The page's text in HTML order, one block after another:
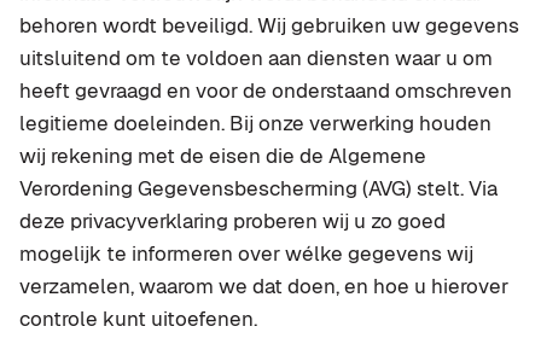
behoren wordt beveiligd. Wij gebruiken uw gegevens
uitsluitend om te voldoen aan diensten waar u om
heeft gevraagd en voor de onderstaand omschreven
legitieme doeleinden. Bij onze verwerking houden
wij rekening met de eisen die de Algemene
Verordening Gegevensbescherming (AVG) stelt. Via
deze privacyverklaring proberen wij u zo goed
mogelijk te informeren over wélke gegevens wij
verzamelen, waarom we dat doen, en hoe u hierover
controle kunt uitoefenen.